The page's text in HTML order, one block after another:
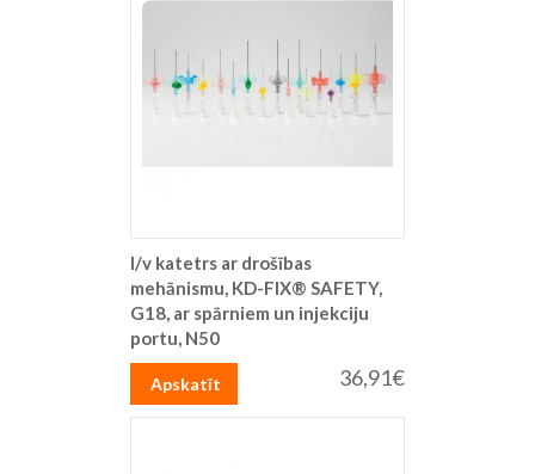
I/v katetrs ar drošības
mehānismu, KD-FIX® SAFETY,
G18, ar spārniem un injekciju
portu, N50
36,91€
Apskatīt